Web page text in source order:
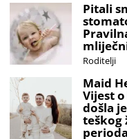
©
Sva prava zadržana.
IZAŠAO JE NOVI
Pitali
Roditelji
Maid
Vijest
došla
teškog
perioda